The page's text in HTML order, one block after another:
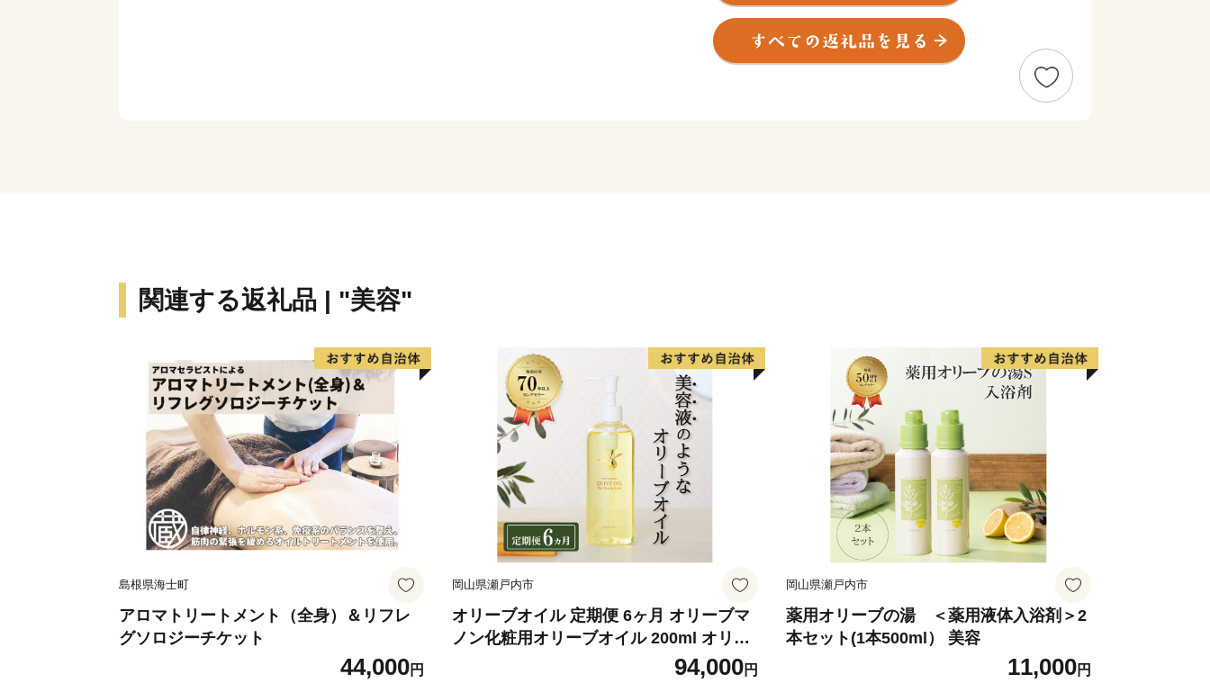
ちいさいまち、だからこそみんなが一つになれる町。
みんなが笑顔になれる町。
ぜひ坂祝町のふるさと納税をよろしくお願いします！
関連する返礼品 | "美容"
島根県海士町
アロマトリートメント（全身）＆リフレ
グソロジーチケット
44,000円
岡山県瀬戸内市
オリーブオイル 定期便 6ヶ月 オリーブマ
ノン化粧用オリーブオイル 200ml オリー
ブ オイル 美容 スキンケア 化粧用 油 オリ
94,000円
岡山県瀬戸内市
薬用オリーブの湯 ＜薬用液体入浴剤＞2
本セット(1本500ml） 美容
11,000円